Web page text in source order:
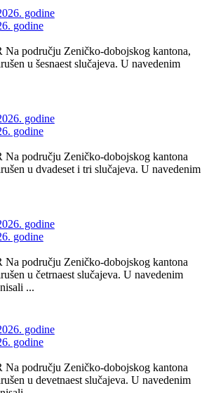
godine
području Zeničko-dobojskog kantona,
u šesnaest slučajeva. U navedenim
godine
području Zeničko-dobojskog kantona
u dvadeset i tri slučajeva. U navedenim
godine
području Zeničko-dobojskog kantona
u četrnaest slučajeva. U navedenim
...
godine
području Zeničko-dobojskog kantona
u devetnaest slučajeva. U navedenim